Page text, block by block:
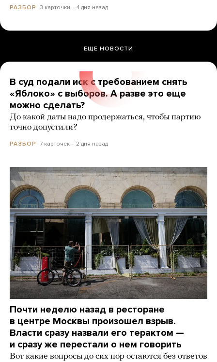
РАЗБОР 3 карточки 4 дня назад
ЕЩЕ НОВОСТИ
В суд подали иск с требованием снять
«Яблоко» с выборов. А разве это еще
можно сделать?
До какой даты надо продержаться, чтобы партию
точно допустили?
РАЗБОР 7 карточек 2 дня назад
Почти неделю назад в ресторане
в центре Москвы произошел взрыв.
Власти сразу назвали его терактом —
и сразу же перестали о нем говорить
Вот какие вопросы до сих пор остаются без ответов